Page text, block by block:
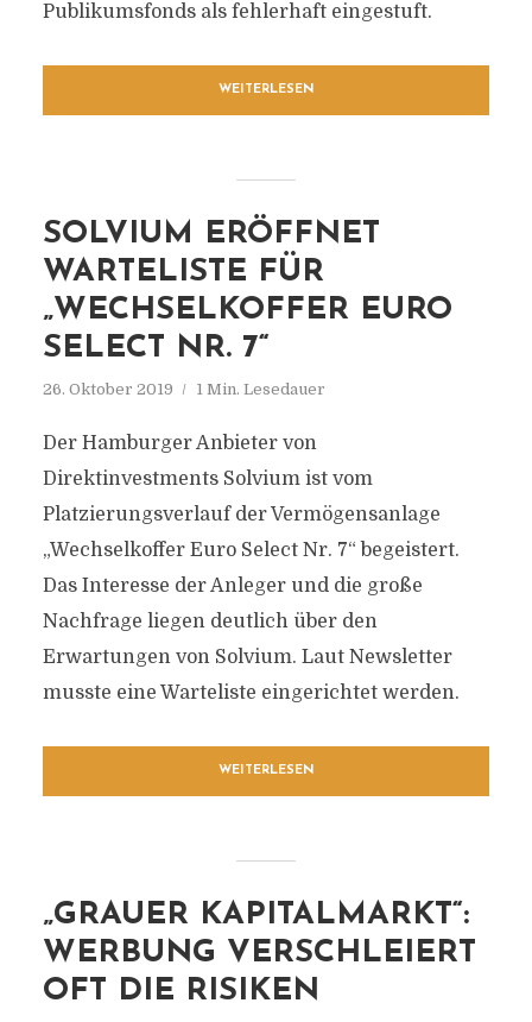
Publikumsfonds als fehlerhaft eingestuft.
WEITERLESEN
SOLVIUM ERÖFFNET
WARTELISTE FÜR
„WECHSELKOFFER EURO
SELECT NR. 7“
26. Oktober 2019 1 Min. Lesedauer
Der Hamburger Anbieter von
Direktinvestments Solvium ist vom
Platzierungsverlauf der Vermögensanlage
„Wechselkoffer Euro Select Nr. 7“ begeistert.
Das Interesse der Anleger und die große
Nachfrage liegen deutlich über den
Erwartungen von Solvium. Laut Newsletter
musste eine Warteliste eingerichtet werden.
WEITERLESEN
„GRAUER KAPITALMARKT“:
WERBUNG VERSCHLEIERT
OFT DIE RISIKEN